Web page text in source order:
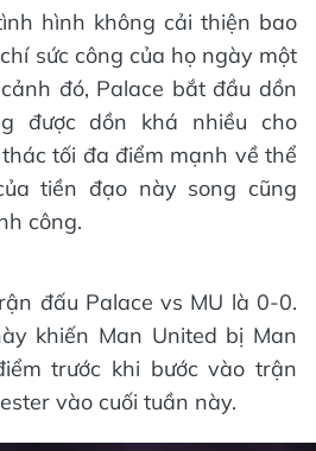
hình không cải thiện bao
sức công của họ ngày một
đó, Palace bắt đầu dồn
được dồn khá nhiều cho
tối đa điểm mạnh về thể
tiền đạo này song cũng
công.
đấu Palace vs MU là 0-0.
khiến Man United bị Man
trước khi bước vào trận
vào cuối tuần này.